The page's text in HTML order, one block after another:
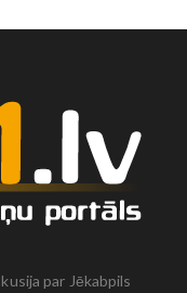
par Jēkabpils